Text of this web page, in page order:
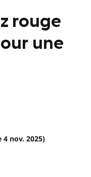
rouge
une
nov. 2025)